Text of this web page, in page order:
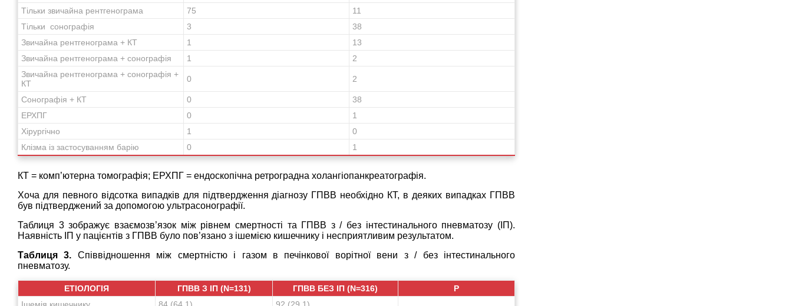
Тільки звичайна рентгенограма
75
11
Тільки сонографія
3
38
Звичайна рентгенограма + КТ
1
13
Звичайна рентгенограма + сонографія
1
2
Звичайна рентгенограма + сонографія +
КТ
0 2
Сонографія + КТ 0
38
ЕРХПГ
0
1
Хірургічно
1
0
Клізма із застосуванням барію
0 1
КТ = комп’ютерна томографія; ЕРХПГ = ендоскопічна ретроградна холангіопанкреатографія.
Хоча для певного відсотка випадків для підтвердження діагнозу ГПВВ необхідно КТ, в деяких випадках ГПВВ
був підтверджений за допомогою ультрасонографії.
Таблиця 3 зображує взаємозв’язок між рівнем смертності та ГПВВ з / без інтестинального пневматозу (ІП).
Наявність ІП у пацієнтів з ГПВВ було пов’язано з ішемією кишечнику і несприятливим результатом.
Таблиця 3. Співвідношення між смертністю і газом в печінкової ворітної вени з / без інтестинального
пневматозу.
ЕТІОЛОГІЯ ГПВВ З ІП (N=131) ГПВВ БЕЗ ІП (N=316)
Р
Ішемія кишечнику
84 (64,1) 92 (29,1)